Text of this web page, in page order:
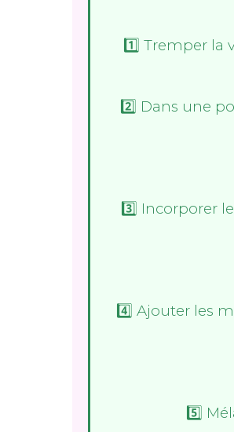
1️⃣ Tremper la
2️⃣ Dans une
3️⃣ Incorporer
4️⃣ Ajouter les
5️⃣